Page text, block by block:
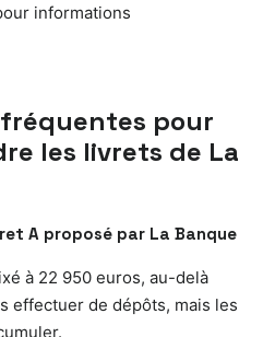
informations
fréquentes pour
les livrets de La
A proposé par La Banque
à 22 950 euros, au-delà
effectuer de dépôts, mais les